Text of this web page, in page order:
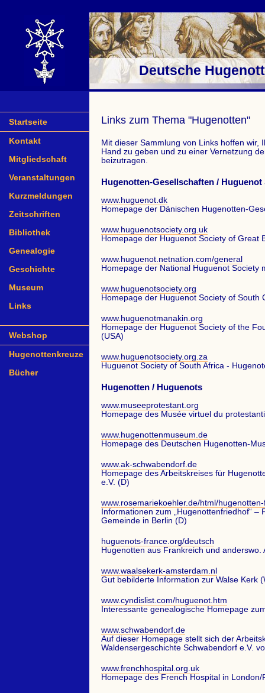
Deutsche
Startseite
Kontakt
Mitgliedschaft
Veranstaltungen
Kurzmeldungen
Zeitschriften
Bibliothek
Genealogie
Geschichte
Museum
Links
Webshop
Hugenottenkreuze
Bücher
Links zum Thema "Hugenotten"
Mit dieser Sammlung von Links hoffen
Hand zu geben und zu einer Vernetzung
beizutragen.
Hugenotten-Gesellschaften /
www.huguenot.dk
Homepage der Dänischen Hugenotten-
www.huguenotsociety.org.uk
Homepage der Huguenot Society of Great
www.huguenot.netnation.com/general
Homepage der National Huguenot Society
www.huguenotsociety.org
Homepage der Huguenot Society of South
www.huguenotmanakin.org
Homepage der Huguenot Society of the
(USA)
www.huguenotsociety.org.za
Huguenot Society of South Africa -
Hugenotten / Huguenots
www.museeprotestant.org
Homepage des Musée virtuel du
www.hugenottenmuseum.de
Homepage des Deutschen Hugenotten-
www.ak-schwabendorf.de
Homepage des Arbeitskreises für
e.V. (D)
www.rosemariekoehler.de/html/
Informationen zum „Hugenottenfriedhof“
Gemeinde in Berlin (D)
huguenots-france.org/deutsch
Hugenotten aus Frankreich und
www.waalsekerk-amsterdam.nl
Gut bebilderte Information zur Walse Kerk
www.cyndislist.com/huguenot.htm
Interessante genealogische Homepage
www.schwabendorf.de
Auf dieser Homepage stellt sich der
Waldensergeschichte Schwabendorf e.V.
www.frenchhospital.org.uk
Homepage des French Hospital in London/